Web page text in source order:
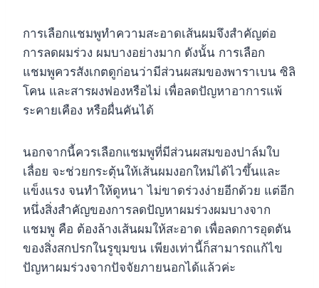
การเลือกแชมพูทำความสะอาดเส้นผมจึงสำคัญต่อ
การลดผมร่วง ผมบางอย่างมาก ดังนั้น การเลือก
แชมพูควรสังเกตดูก่อนว่ามีส่วนผสมของพาราเบน ซิลิ
โคน และสารผงฟองหรือไม่ เพื่อลดปัญหาอาการแพ้
ระคายเคือง หรือผื่นคันได้
นอกจากนี้ควรเลือกแชมพูที่มีส่วนผสมของปาล์มใบ
เลื่อย จะช่วยกระตุ้นให้เส้นผมงอกใหม่ได้ไวขึ้นและ
แข็งแรง จนทำให้ดูหนา ไม่ขาดร่วงง่ายอีกด้วย แต่อีก
หนึ่งสิ่งสำคัญของการลดปัญหาผมร่วงผมบางจาก
แชมพู คือ ต้องล้างเส้นผมให้สะอาด เพื่อลดการอุดตัน
ของสิ่งสกปรกในรูขุมขน เพียงเท่านี้ก็สามารถแก้ไข
ปัญหาผมร่วงจากปัจจัยภายนอกได้แล้วค่ะ